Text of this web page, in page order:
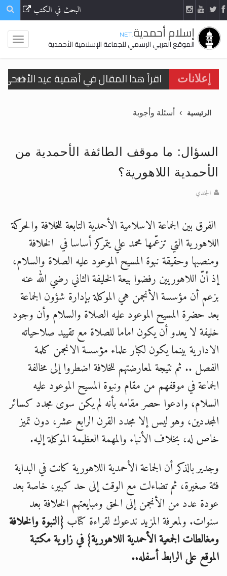
البحث في الكتب
إسلام أحمدية.NET
الموقع العربي الرسمي للجماعة الإسلامية الأحمدية
إعلانات
اقرأ هذا المقال في أهمية عيد
الحجّ.. دلالات، حِكم، وأهداف >> المزيد
تعميم هامّ لأفراد الجماعة >> المزيد
الحجّ.. دلالات، حِكم، وأهداف >> المزيد
اقرأ هذا المقال في أهمية عيد
الرئيسية أسئلة وأجوبة
السؤال: ما موقف الطائفة الأحمدية من
الأحمدية اللاهورية؟
الجندي
الفرق بين الجماعة الاسلامية الأحمدية التابعة للخلافة والحركة
اللاهورية التي تزعّمها محمد علي يتمركز أساسا في الخلافة
ومنصبها وحقيقة نبوة المسيح الموعود عليه الصلاة والسلام،
إذ أنّ اللاهوريين رفضوا بيعة الخليفة الثاني رضي الله عنه
بزعم أن مؤسسة الأنجمن هي الموكلة بإدارة شؤون الجماعة
بعد حضرة المسيح الموعود عليه الصلاة والسلام وأن وجود
خليفة لا يعدو أن يكون اماما للصلاة مع تقييد صلاحياته
الادارية بينما يكون لكبار علماء مؤسسة الانجمن كلمة
الفصل .. ثم نتيجة لمعارضتهم للخلافة اضطروا إلى مخالفة
الجماعة في موقفهم من مقام ونبوة المسيح الموعود عليه
السلام، وادعوا حصر مقامه بأنه لم يكن سوى مجدد كسائر
المجددين، وهو ليس إلا مجدد القرن الرابع عشر، دون تميز
خاص له، بخلاف الأنباء والمهمة العظيمة الموكلة إليه.
وجدير بالذكر أن الجماعة الأحمدية اللاهورية كانت في البداية
فئة صغيرة، ثم تضاءلت مع الوقت إلى حد كبير، خاصة بعد
عودة عدد من الأنجمن إلى الحق ومبايعتهم الخلافة بعد
سنوات. ولمعرفة المزيد ندعوك لقراءة كتاب {النبوة والخلافة
ومغالطات الجمعية الأحمدية اللاهورية} في زاوية مكتبة
الموقع على الرابط أسفله..